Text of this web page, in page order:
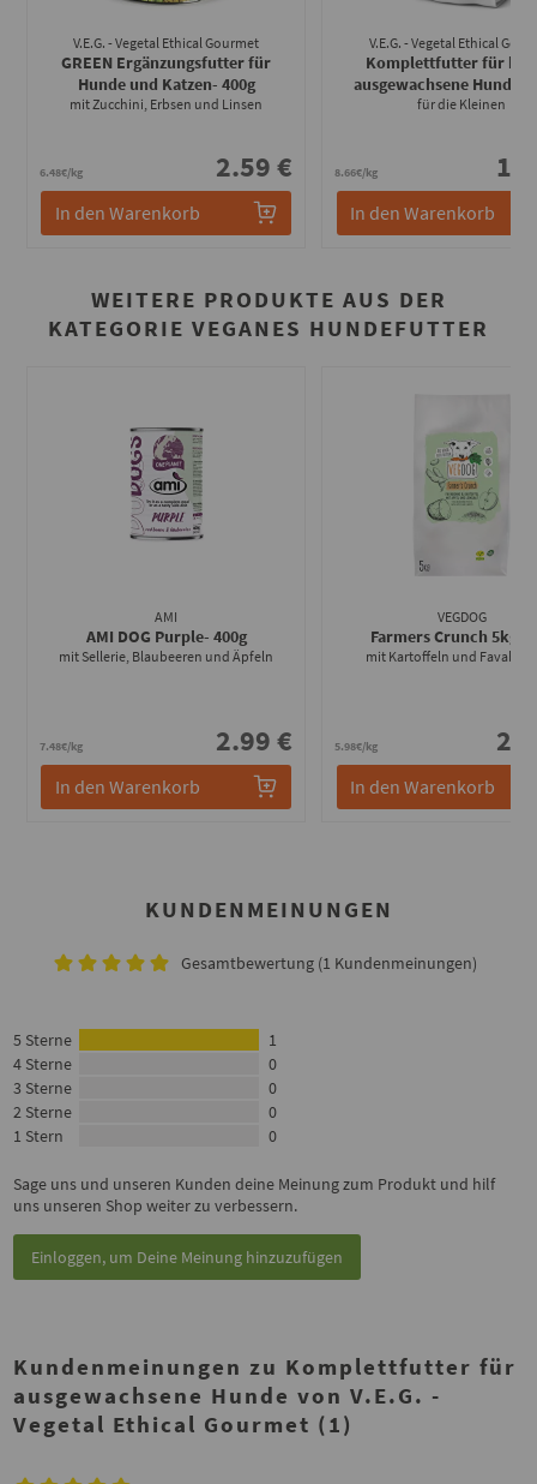
V.E.G. - Vegetal Ethical Gourmet
GREEN Ergänzungsfutter für
Hunde und Katzen- 400g
mit Zucchini, Erbsen und Linsen
6.48€/kg 2.59 €
In den Warenkorb
V.E.G. - Vegetal Ethical
Komplettfutter für
ausgewachsene Hunde
für die Kleinen
8.66€/kg
In den Warenkorb
WEITERE PRODUKTE AUS DER
KATEGORIE VEGANES HUNDEFUTTER
AMI
AMI DOG Purple- 400g
mit Sellerie, Blaubeeren und Äpfeln
7.48€/kg 2.99 €
In den Warenkorb
VEGDOG
Farmers Crunch 5kg
mit Kartoffeln und
5.98€/kg
In den Warenkorb
KUNDENMEINUNGEN
Gesamtbewertung (1 Kundenmeinungen)
5 Sterne
1
4 Sterne
0
3 Sterne
0
2 Sterne
0
1 Stern
0
Sage uns und unseren Kunden deine Meinung zum Produkt und hilf
uns unseren Shop weiter zu verbessern.
Einloggen, um Deine Meinung hinzuzufügen
Kundenmeinungen zu Komplettfutter für
ausgewachsene Hunde von V.E.G. -
Vegetal Ethical Gourmet (1)